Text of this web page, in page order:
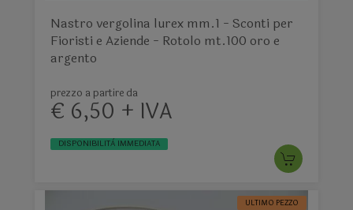
Nastro vergolina lurex mm.1 - Sconti per
Fioristi e Aziende - Rotolo mt.100 oro e
argento
prezzo a partire da
€ 6,50 + IVA
DISPONIBILITÀ IMMEDIATA
ULTIMO PEZZO